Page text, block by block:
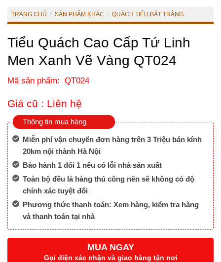
TRANG CHỦ / SẢN PHẨM KHÁC / QUÁCH TIỂU BÁT TRÀNG
Tiểu Quách Cao Cấp Tứ Linh
Men Xanh Vẽ Vàng QT024
Mã sản phẩm: QT024
Giá cũ : Liên hệ
Thông tin mua hàng
Miễn phí vận chuyển đơn hàng trên 3 Triệu bán kính
20km nội thành Hà Nội
Bảo hành 1 đổi 1 nếu có lỗi nhà sản xuất
Toàn bộ đều là hàng thủ công nên sẽ không có độ
chính xác tuyệt đối
Phương thức thanh toán: Xem hàng, kiểm tra hàng
và thanh toán tại nhà
MUA NGAY
Gọi điện xác nhận và giao hàng tận nơi